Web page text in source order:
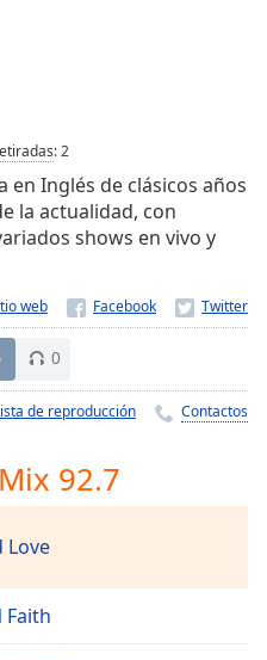
:2
en Inglés de clásicos años
la actualidad, con
shows en vivo y
web
0
de reproducción Contactos
92.7
Love
Faith